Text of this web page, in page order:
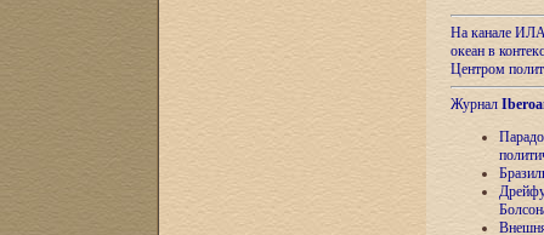
На канале
океан в
Центром
Журнал